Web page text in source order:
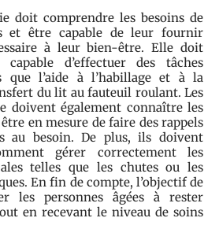
doit comprendre les besoins de
et être capable de leur fournir
à leur bien-être. Elle doit
capable d’effectuer des tâches
que l’aide à l’habillage et à la
du lit au fauteuil roulant. Les
doivent également connaître les
en mesure de faire des rappels
au besoin. De plus, ils doivent
gérer correctement les
telles que les chutes ou les
En fin de compte, l’objectif de
les personnes âgées à rester
en recevant le niveau de soins